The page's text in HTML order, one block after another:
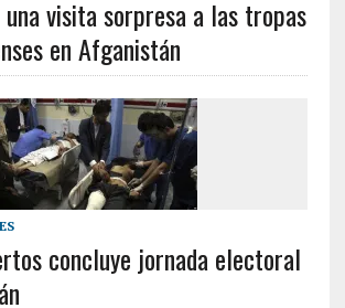
una visita sorpresa a las tropas
en Afganistán
concluye jornada electoral